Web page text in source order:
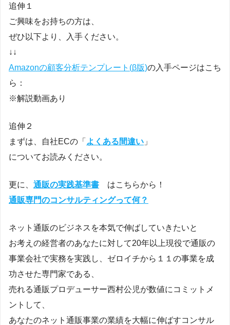
追伸１
ご興味をお持ちの方は、
ぜひ以下より、入手ください。
↓↓
Amazonの顧客分析テンプレート(β版)の入手ページはこち
ら：
※解説動画あり
追伸２
まずは、自社ECの「 よくある間違い 」
についてお読みください。
更に、 通販の実践基準書 はこちらから！
通販専門のコンサルティングって何？
ネット通販のビジネスを本気で伸ばしていきたいと
お考えの経営者のあなたに対して20年以上現役で通販の
事業会社で実務を実践し、ゼロイチから１１の事業を成
功させた専門家である、
売れる通販プロデューサー西村公児が数値にコミットメ
ントして、
あなたのネット通販事業の業績を大幅に伸ばすコンサル